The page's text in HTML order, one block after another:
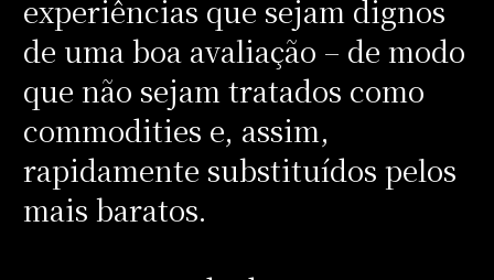
experiências que sejam dignos
de uma boa avaliação – de modo
que não sejam tratados como
commodities e, assim,
rapidamente substituídos pelos
mais baratos.